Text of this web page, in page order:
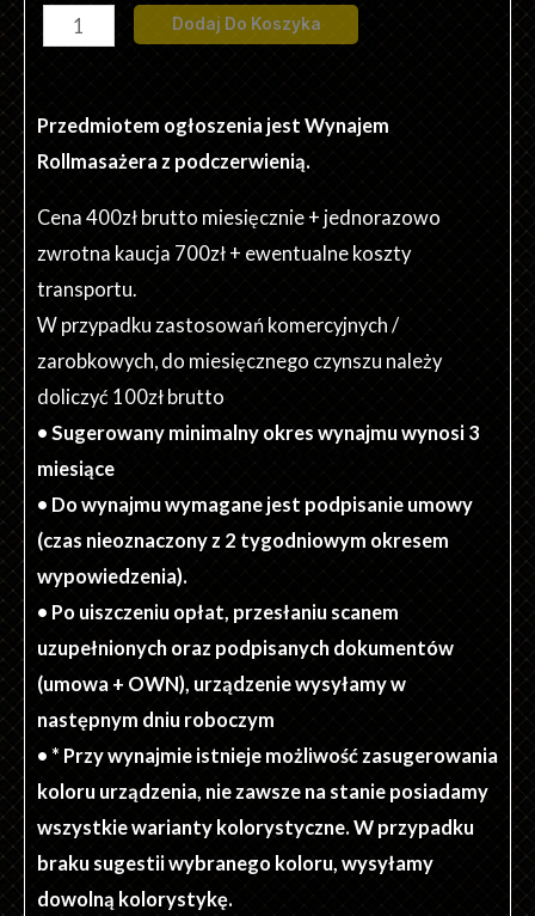
Dodaj Do Koszyka
Przedmiotem ogłoszenia jest Wynajem
Rollmasażera z podczerwienią.
Cena 400zł brutto miesięcznie + jednorazowo
zwrotna kaucja 700zł + ewentualne koszty
transportu.
W przypadku zastosowań komercyjnych /
zarobkowych, do miesięcznego czynszu należy
doliczyć 100zł brutto
• Sugerowany minimalny okres wynajmu wynosi 3
miesiące
• Do wynajmu wymagane jest podpisanie umowy
(czas nieoznaczony z 2 tygodniowym okresem
wypowiedzenia).
• Po uiszczeniu opłat, przesłaniu scanem
uzupełnionych oraz podpisanych dokumentów
(umowa + OWN), urządzenie wysyłamy w
następnym dniu roboczym
• * Przy wynajmie istnieje możliwość zasugerowania
koloru urządzenia, nie zawsze na stanie posiadamy
wszystkie warianty kolorystyczne. W przypadku
braku sugestii wybranego koloru, wysyłamy
dowolną kolorystykę.